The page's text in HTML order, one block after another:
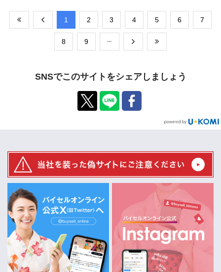
​1 ​2 ​3 ​4 ​5 ​6 ​7
​8 ​9
SNSでこのサイトをシェアしましょう